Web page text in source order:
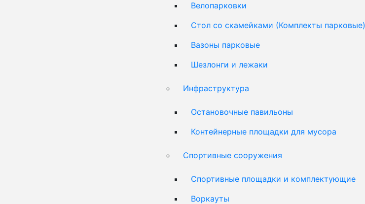
Велопарковки
Стол со скамейками (Комплекты парковые)
Вазоны парковые
Шезлонги и лежаки
Инфраструктура
Остановочные павильоны
Контейнерные площадки для мусора
Спортивные сооружения
Спортивные площадки и комплектующие
Воркауты